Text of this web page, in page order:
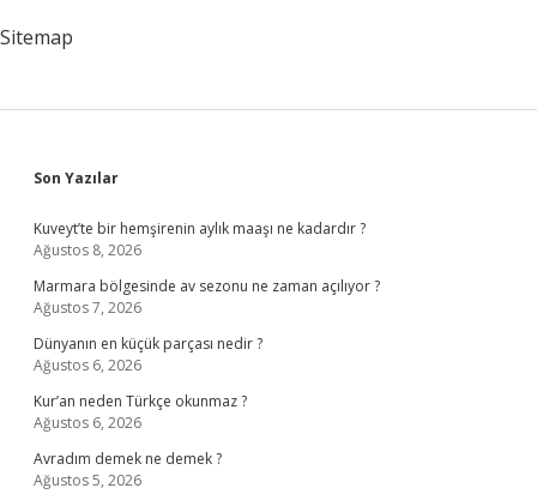
Sitemap
Sidebar
Son Yazılar
Kuveyt’te bir hemşirenin aylık maaşı ne kadardır ?
Ağustos 8, 2026
Marmara bölgesinde av sezonu ne zaman açılıyor ?
Ağustos 7, 2026
Dünyanın en küçük parçası nedir ?
Ağustos 6, 2026
Kur’an neden Türkçe okunmaz ?
Ağustos 6, 2026
Avradım demek ne demek ?
Ağustos 5, 2026